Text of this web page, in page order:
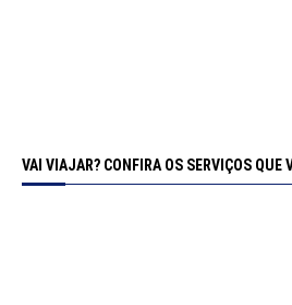
VAI VIAJAR? CONFIRA OS SERVIÇOS QUE